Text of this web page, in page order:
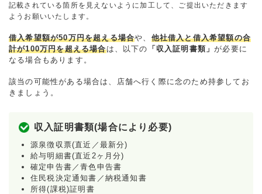
記載されている箇所を見えないように加工して、ご提出いただきます
ようお願いいたします。
借入希望額が50万円を超える場合や、 他社借入と借入希望額の合
計が100万円を超える場合は、以下の 「収入証明書類」が必要に
なる場合もあります。
該当の可能性がある場合は、店舗へ行く際に念のため持参してお
きましょう。
収入証明書類(場合により必要)
源泉徴収票(直近／最新分)
給与明細書(直近2ヶ月分)
確定申告書／青色申告書
住民税決定通知書／納税通知書
所得(課税)証明書